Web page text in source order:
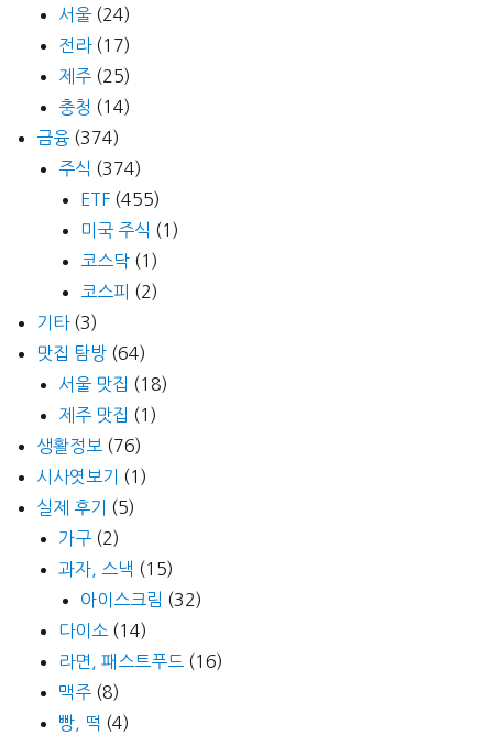
서울 (24)
전라(17)
제주 (25)
충청 (14)
금융 (374)
주식 (374)
ETF (455)
미국 주식 (1)
코스닥 (1)
코스피 (2)
기타(3)
맛집 탐방 (64)
서울 맛집 (18)
제주 맛집 (1)
생활정보 (76)
시사엿보기
(1)
실제 후기
(5)
가구 (2)
과자, 스낵 (15)
아이스크림 (32)
다이소 (14)
라면, 패스트푸드 (16)
맥주 (8)
빵, 떡 (4)